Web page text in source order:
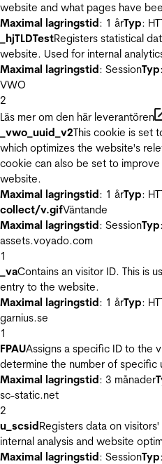
website and what pages have
Maximal lagringstid: 1 årTyp:
_hjTLDTestRegisters statistical
website. Used for internal
Maximal lagringstid: SessionTyp
VWO
2
Läs mer om den här leverantören
_vwo_uuid_v2This cookie is set
which optimizes the website's
cookie can also be set to
website.
Maximal lagringstid: 1 årTyp:
collect/v.gifVäntande
Maximal lagringstid: SessionTyp
assets.voyado.com
1
_vaContains an visitor ID. This is
entry to the website.
Maximal lagringstid: 1 årTyp:
garnius.se
1
FPAUAssigns a specific ID to the
determine the number of specific
Maximal lagringstid: 3 månader
sc-static.net
2
u_scsidRegisters data on
internal analysis and website
Maximal lagringstid: SessionTyp